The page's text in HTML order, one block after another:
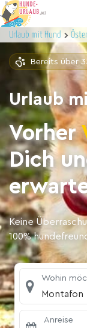
Urlaub mit Hund
Bereits über
Urlaub
Vorher
Dich
Keine
100%
Wohin
Montafon
Anreise